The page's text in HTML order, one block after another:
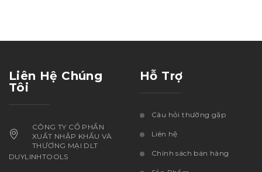
Liên Hệ Chúng
Tôi
CÔNG TY CỔ PHẦN
XUẤT NHẬP KHẨU VÀ
THƯƠNG MẠI DLT
DUYLINHTOOLS
Hỗ Trợ
Câu hỏi thường gặp
Liên hệ
Chính sách bán hàng